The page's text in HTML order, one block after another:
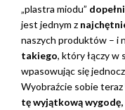
„plastra miodu”
jest jednym z
naszych produktów – i
takiego, który łączy w
wpasowując się
Wyobraźcie sobie teraz
tę wyjątkową